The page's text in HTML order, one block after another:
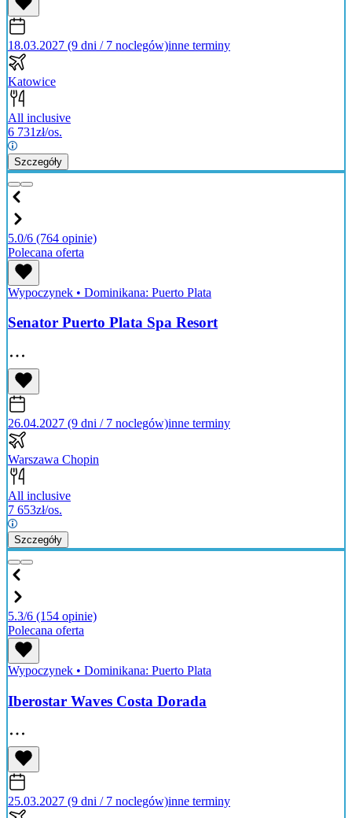
18.03.2027 (9 dni / 7 noclegów)inne terminy
Katowice
All inclusive
6 731zł/os.
Szczegóły
5.0/6 (764 opinie)
Polecana oferta
Wypoczynek • Dominikana: Puerto Plata
Senator Puerto Plata Spa Resort
26.04.2027 (9 dni / 7 noclegów)inne terminy
Warszawa Chopin
All inclusive
7 653zł/os.
Szczegóły
5.3/6 (154 opinie)
Polecana oferta
Wypoczynek • Dominikana: Puerto Plata
Iberostar Waves Costa Dorada
25.03.2027 (9 dni / 7 noclegów)inne terminy